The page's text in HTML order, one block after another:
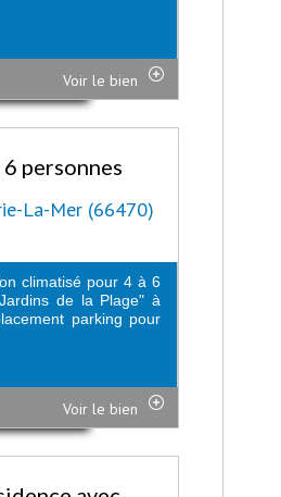
Voir le bien
personnes
La-Mer (66470)
climatisé pour 4 à 6
de la Plage" à
parking pour
Voir le bien